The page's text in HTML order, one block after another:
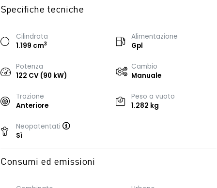
Specifiche tecniche
Cilindrata
1.199 cm3
Alimentazione
Gpl
Potenza
122 CV (90 kW)
Cambio
Manuale
Trazione
Anteriore
Peso a vuoto
1.282 kg
Neopatentati
Sì
Consumi ed emissioni